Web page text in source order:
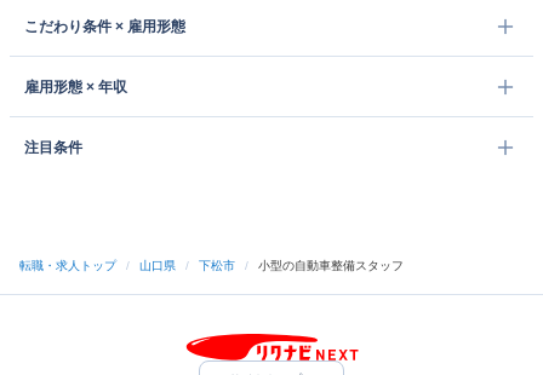
こだわり条件 × 雇用形態
雇用形態 × 年収
注目条件
転職・求人トップ / 山口県 / 下松市 / 小型の自動車整備スタッフ